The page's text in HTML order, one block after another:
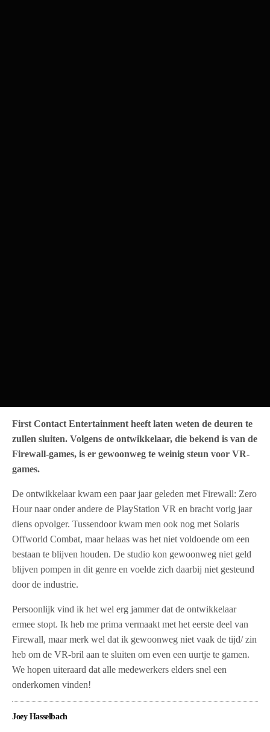
First Contact Entertainment heeft laten weten de deuren te
zullen sluiten. Volgens de ontwikkelaar, die bekend is van de
Firewall-games, is er gewoonweg te weinig steun voor VR-
games.
De ontwikkelaar kwam een paar jaar geleden met Firewall: Zero
Hour naar onder andere de PlayStation VR en bracht vorig jaar
diens opvolger. Tussendoor kwam men ook nog met Solaris
Offworld Combat, maar helaas was het niet voldoende om een
bestaan te blijven houden. De studio kon gewoonweg niet geld
blijven pompen in dit genre en voelde zich daarbij niet gesteund
door de industrie.
Persoonlijk vind ik het wel erg jammer dat de ontwikkelaar
ermee stopt. Ik heb me prima vermaakt met het eerste deel van
Firewall, maar merk wel dat ik gewoonweg niet vaak de tijd/ zin
heb om de VR-bril aan te sluiten om even een uurtje te gamen.
We hopen uiteraard dat alle medewerkers elders snel een
onderkomen vinden!
Joey Hasselbach